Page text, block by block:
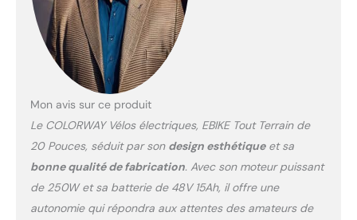
Les larges pneus Fat Bike
20 x 4.0 assurent une
excellente adhérence et
irrégulières, pour une
et sécurisée. Éclairage
avant puissant et double
frein à disque : Équipé
d’un phare avant
Mon avis sur ce produit
Le COLORWAY Vélos électriques, EBIKE Tout Terrain de
20 Pouces, séduit par son design esthétiqueet sa
bonne qualité de fabrication. Avec son moteur puissant
de 250W et sa batterie de 48V 15Ah, il offre une
autonomie qui répondra aux attentes des amateurs de